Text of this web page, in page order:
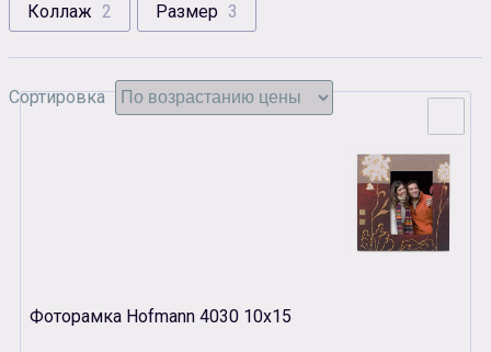
Коллаж 2 Размер 3
Сортировка
Фоторамка Hofmann 4030 10х15